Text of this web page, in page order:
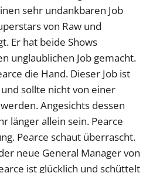
sehr undankbaren Job
von Raw und
Er hat beide Shows
unglaublichen Job gemacht.
die Hand. Dieser Job ist
sollte nicht von einer
Angesichts dessen
länger allein sein. Pearce
Pearce schaut überrascht.
neue General Manager von
ist glücklich und schüttelt